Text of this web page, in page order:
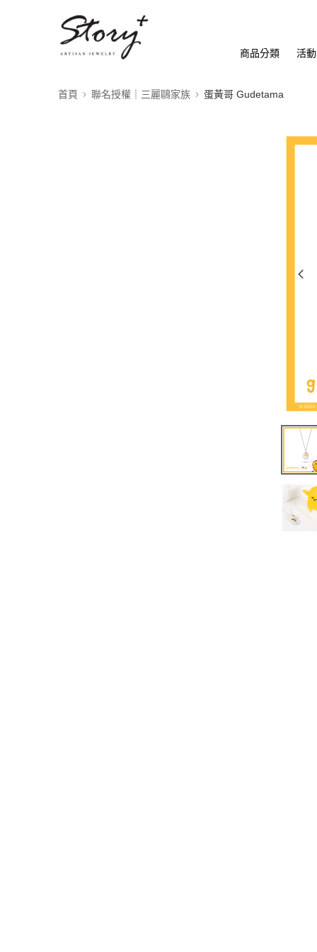
商品分類 活
首頁 聯名授權｜三麗鷗家族 蛋黃哥 Gudetama